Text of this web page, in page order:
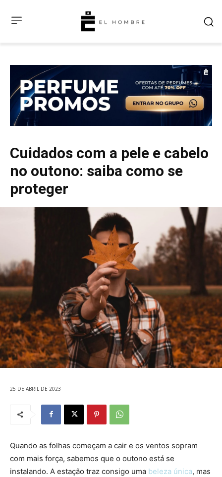
Cuidados com a pele e cabelo
no outono: saiba como se
proteger
25 DE ABRIL DE 2023
Quando as folhas começam a cair e os ventos sopram
com mais força, sabemos que o outono está se
instalando. A estação traz consigo uma beleza única, mas